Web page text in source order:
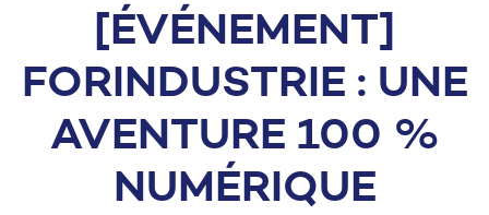
[ÉVÉNEMENT]
FORINDUSTRIE : UNE
AVENTURE 100 %
NUMÉRIQUE